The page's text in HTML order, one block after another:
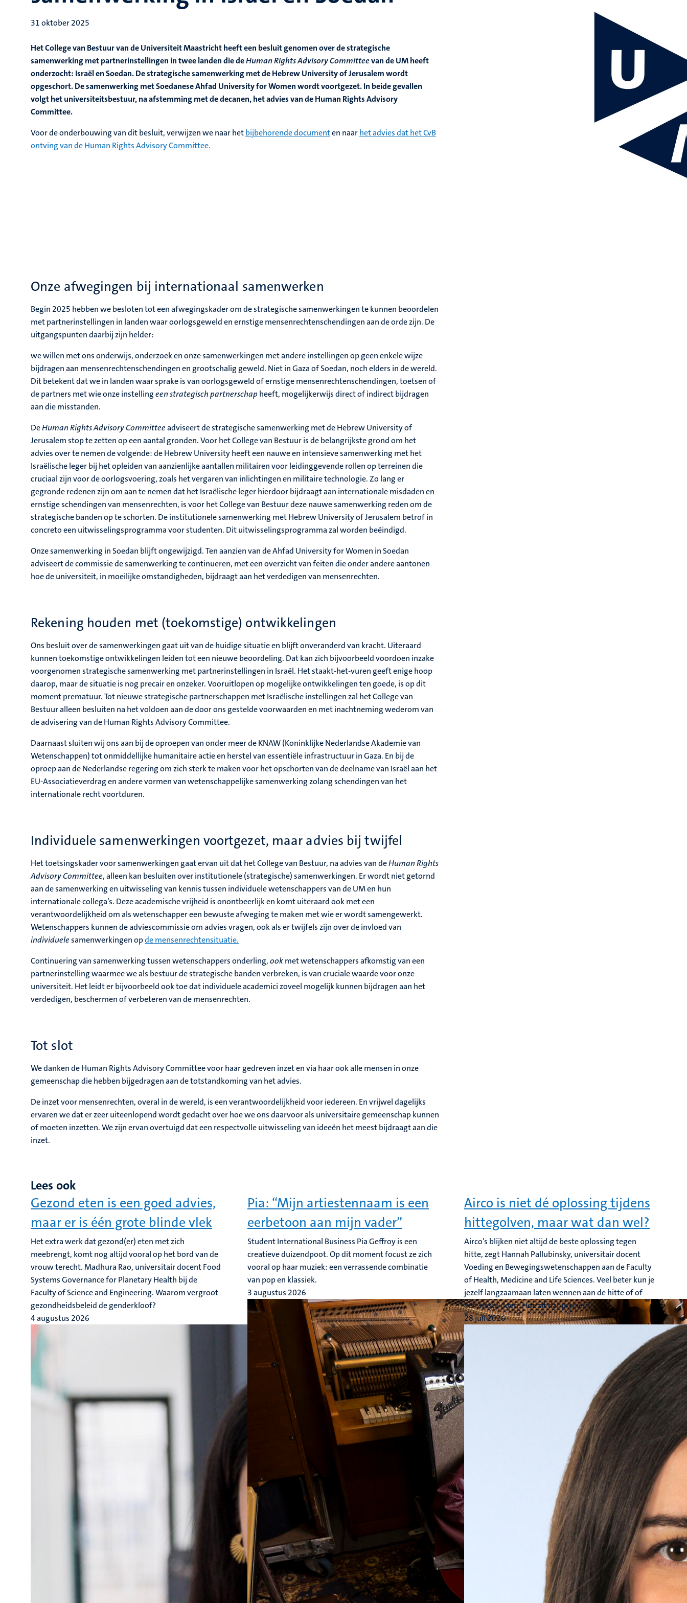
31 oktober 2025
Het College van Bestuur van de Universiteit Maastricht heeft een besluit genomen over de strategische
samenwerking met partnerinstellingen in twee landen die deHuman Rights Advisory Committeevan de UM heeft
onderzocht: Israël en Soedan. De strategische samenwerking met de Hebrew University of Jerusalem wordt
opgeschort. De samenwerking met Soedanese Ahfad University for Women wordt voortgezet. In beide gevallen
volgt het universiteitsbestuur, na afstemming met de decanen, het advies van de Human Rights Advisory
Committee.
Voor de onderbouwing van dit besluit, verwijzen we naar hetbijbehorende documenten naarhet advies dat het CvB
ontving van de Human Rights Advisory Committee.
Onze afwegingen bij internationaal samenwerken
Begin 2025 hebben we besloten tot een afwegingskader om de strategische samenwerkingen te kunnen beoordelen
met partnerinstellingen in landen waar oorlogsgeweld en ernstige mensenrechtenschendingen aan de orde zijn. De
uitgangspunten daarbij zijn helder:
we willen met ons onderwijs, onderzoek en onze samenwerkingen met andere instellingen op geen enkele wijze
bijdragen aan mensenrechtenschendingen en grootschalig geweld. Niet in Gaza of Soedan, noch elders in de wereld.
Dit betekent dat we in landen waar sprake is van oorlogsgeweld of ernstige mensenrechtenschendingen, toetsen of
de partners met wie onze instellingeen strategisch partnerschap heeft, mogelijkerwijs direct of indirect bijdragen
aan die misstanden.
DeHuman Rights Advisory Committeeadviseert de strategische samenwerking met de Hebrew University of
Jerusalem stop te zetten op een aantal gronden. Voor het College van Bestuur is de belangrijkste grond om het
advies over te nemen de volgende: de Hebrew University heeft een nauwe en intensieve samenwerking met het
Israëlische leger bij het opleiden van aanzienlijke aantallen militairen voor leidinggevende rollen op terreinen die
cruciaal zijn voor de oorlogsvoering, zoals het vergaren van inlichtingen en militaire technologie. Zo lang er
gegronde redenen zijn om aan te nemen dat het Israëlische leger hierdoor bijdraagt aan internationale misdaden en
ernstige schendingen van mensenrechten, is voor het College van Bestuur deze nauwe samenwerking reden om de
strategische banden op te schorten. De institutionele samenwerking met Hebrew University of Jerusalem betrof in
concreto een uitwisselingsprogramma voor studenten. Dit uitwisselingsprogramma zal worden beëindigd.
Onze samenwerking in Soedan blijft ongewijzigd. Ten aanzien van de Ahfad University for Women in Soedan
adviseert de commissie de samenwerking te continueren, met een overzicht van feiten die onder andere aantonen
hoe de universiteit, in moeilijke omstandigheden, bijdraagt aan het verdedigen van mensenrechten.
Rekening houden met (toekomstige) ontwikkelingen
Ons besluit over de samenwerkingen gaat uit van de huidige situatie en blijft onveranderd van kracht. Uiteraard
kunnen toekomstige ontwikkelingen leiden tot een nieuwe beoordeling. Dat kan zich bijvoorbeeld voordoen inzake
voorgenomen strategische samenwerking met partnerinstellingen in Israël. Het staakt-het-vuren geeft enige hoop
daarop, maar de situatie is nog precair en onzeker. Vooruitlopen op mogelijke ontwikkelingen ten goede, is op dit
moment prematuur. Tot nieuwe strategische partnerschappen met Israëlische instellingen zal het College van
Bestuur alleen besluiten na het voldoen aan de door ons gestelde voorwaarden en met inachtneming wederom van
de advisering van de Human Rights Advisory Committee.
Daarnaast sluiten wij ons aan bij de oproepen van onder meer de KNAW (Koninklijke Nederlandse Akademie van
Wetenschappen) tot onmiddellijke humanitaire actie en herstel van essentiële infrastructuur in Gaza. En bij de
oproep aan de Nederlandse regering om zich sterk te maken voor het opschorten van de deelname van Israël aan het
EU-Associatieverdrag en andere vormen van wetenschappelijke samenwerking zolang schendingen van het
internationale recht voortduren.
Individuele samenwerkingen voortgezet, maar advies bij twijfel
Het toetsingskader voor samenwerkingen gaat ervan uit dat het College van Bestuur, na advies van deHuman Rights
Advisory Committee, alleen kan besluiten over institutionele (strategische) samenwerkingen. Er wordt niet getornd
aan de samenwerking en uitwisseling van kennis tussen individuele wetenschappers van de UM en hun
internationale collega’s. Deze academische vrijheid is onontbeerlijk en komt uiteraard ook met een
verantwoordelijkheid om als wetenschapper een bewuste afweging te maken met wie er wordt samengewerkt.
Wetenschappers kunnen de adviescommissie om advies vragen, ook als er twijfels zijn over de invloed van
individuelesamenwerkingen opde mensenrechtensituatie.
Continuering van samenwerking tussen wetenschappers onderling,ookmet wetenschappers afkomstig van een
partnerinstelling waarmee we als bestuur de strategische banden verbreken, is van cruciale waarde voor onze
universiteit. Het leidt er bijvoorbeeld ook toe dat individuele academici zoveel mogelijk kunnen bijdragen aan het
verdedigen, beschermen of verbeteren van de mensenrechten.
Tot slot
We danken de Human Rights Advisory Committee voor haar gedreven inzet en via haar ook alle mensen in onze
gemeenschap die hebben bijgedragen aan de totstandkoming van het advies.
De inzet voor mensenrechten, overal in de wereld, is een verantwoordelijkheid voor iedereen. En vrijwel dagelijks
ervaren we dat er zeer uiteenlopend wordt gedacht over hoe we ons daarvoor als universitaire gemeenschap kunnen
of moeten inzetten. We zijn ervan overtuigd dat een respectvolle uitwisseling van ideeën het meest bijdraagt aan die
inzet.
Lees ook
Gezond eten is een goed advies,
maar er is één grote blinde vlek
Het extra werk dat gezond(er) eten met zich
meebrengt, komt nog altijd vooral op het bord van de
vrouw terecht. Madhura Rao, universitair docent Food
Systems Governance for Planetary Health bij de
Faculty of Science and Engineering. Waarom vergroot
gezondheidsbeleid de genderkloof?
4 augustus 2026
Pia: “Mijn artiestennaam is een
eerbetoon aan mijn vader”
Student International Business Pia Geffroy is een
creatieve duizendpoot. Op dit moment focust ze zich
vooral op haar muziek: een verrassende combinatie
van pop en klassiek.
3 augustus 2026
Airco is niet dé oplossing tijdens
hittegolven, maar wat dan wel?
Airco’s blijken niet altijd de beste oplossing tegen
hitte, zegt Hannah Pallubinsky, universitair docent
Voeding en Bewegingswetenschappen aan de Faculty
of Health, Medicine and Life Sciences. Veel beter kun je
jezelf langzaamaan laten wennen aan de hitte of of
een siësta doen. Hoe zit dat precies?
28 juli 2026